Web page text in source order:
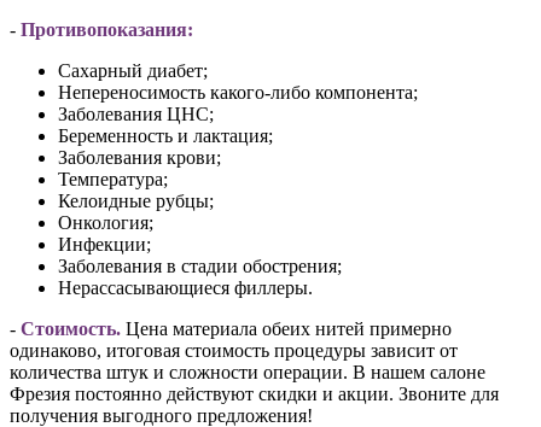
- Противопоказания:
Сахарный диабет;
Непереносимость какого-либо компонента;
Заболевания ЦНС;
Беременность и лактация;
Заболевания крови;
Температура;
Келоидные рубцы;
Онкология;
Инфекции;
Заболевания в стадии обострения;
Нерассасывающиеся филлеры.
- Стоимость. Цена материала обеих нитей примерно
одинаково, итоговая стоимость процедуры зависит от
количества штук и сложности операции. В нашем салоне
Фрезия постоянно действуют скидки и акции. Звоните для
получения выгодного предложения!